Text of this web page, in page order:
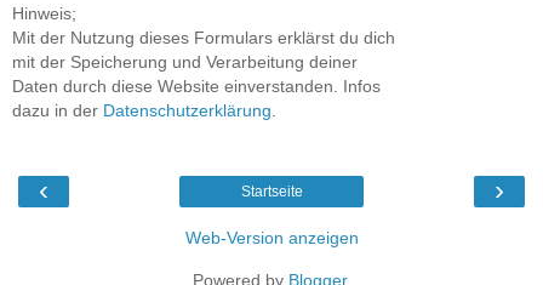
Hinweis;
Mit der Nutzung dieses Formulars erklärst du dich
mit der Speicherung und Verarbeitung deiner
Daten durch diese Website einverstanden. Infos
dazu in der Datenschutzerklärung
‹ ›
Startseite
Web-Version anzeigen
Powered by Blogger.